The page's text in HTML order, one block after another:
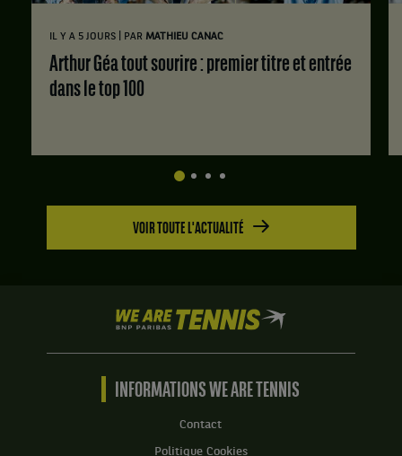
IL Y A 5 JOURS PAR MATHIEU CANAC
Arthur Géa tout sourire : premier titre et entrée
dans le top 100
VOIR TOUTE L'ACTUALITÉ
We
are
Tennis
BNP
Accueil
INFORMATIONS WE ARE TENNIS
Contact
Politique Cookies